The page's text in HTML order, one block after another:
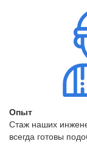
Опыт
Стаж наших
всегда готовы